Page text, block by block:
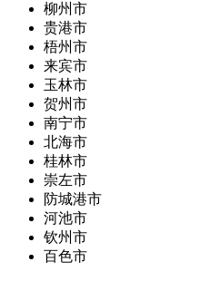
柳州市
贵港市
梧州市
来宾市
玉林市
贺州市
南宁市
北海市
桂林市
崇左市
防城港市
河池市
钦州市
百色市